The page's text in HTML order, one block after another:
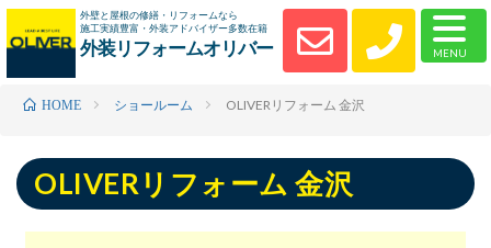
外壁と屋根の修繕・リフォームなら
施工実績豊富・外装アドバイザー多数在籍
外装リフォームオリバー
HOME ショールーム OLIVERリフォーム 金沢
OLIVERリフォーム 金沢